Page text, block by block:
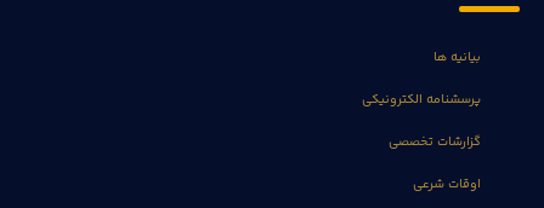
بیانیه ها
پرسشنامه الکترونیکی
گزارشات تخصصی
اوقات شرعی